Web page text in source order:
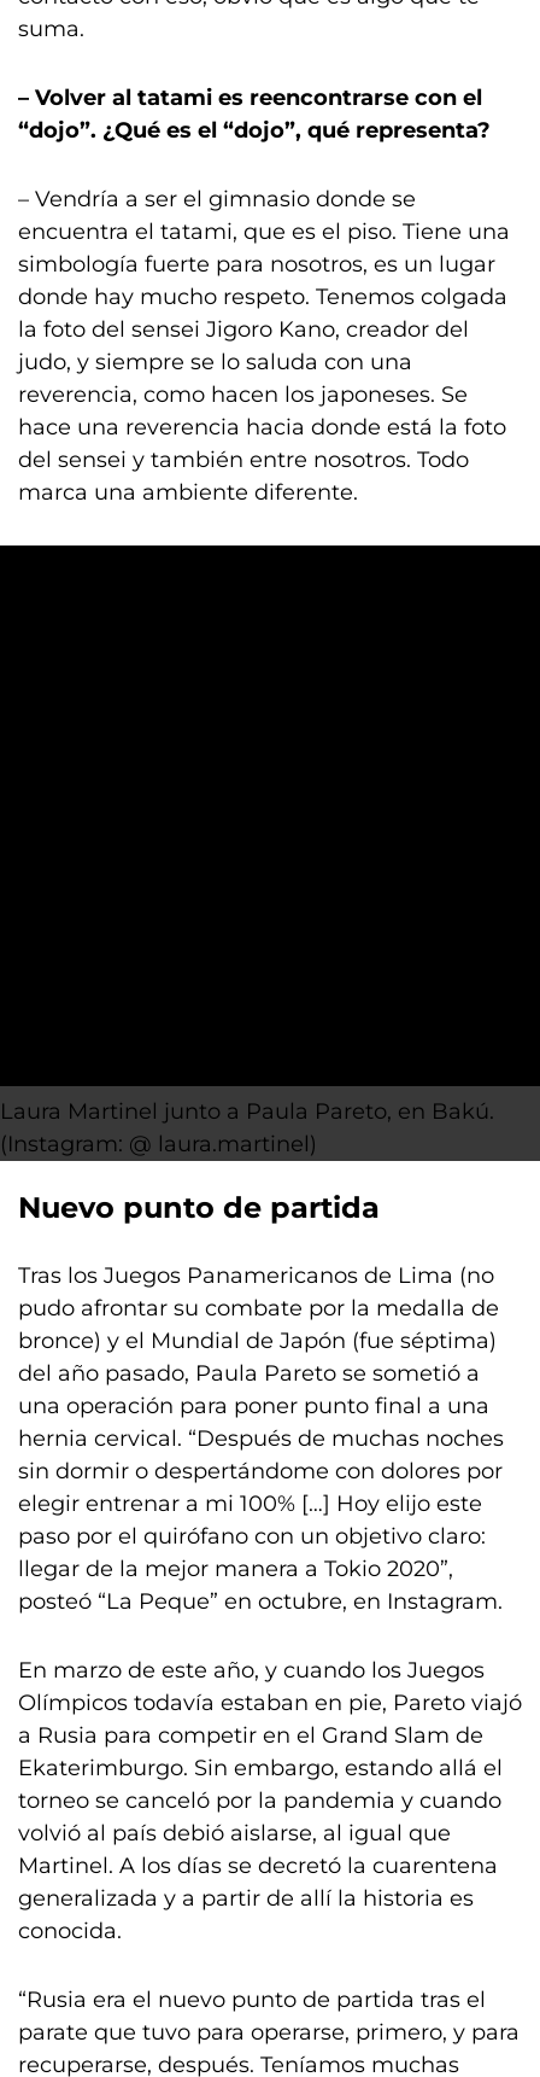
suma.
– Volver al tatami es reencontrarse con el
“dojo”. ¿Qué es el “dojo”, qué representa?
– Vendría a ser el gimnasio donde se
encuentra el tatami, que es el piso. Tiene una
simbología fuerte para nosotros, es un lugar
donde hay mucho respeto. Tenemos colgada
la foto del sensei Jigoro Kano, creador del
judo, y siempre se lo saluda con una
reverencia, como hacen los japoneses. Se
hace una reverencia hacia donde está la foto
del sensei y también entre nosotros. Todo
marca una ambiente diferente.
Laura Martinel junto a Paula Pareto, en Bakú.
(Instagram: @ laura.martinel)
Nuevo punto de partida
Tras los Juegos Panamericanos de Lima (no
pudo afrontar su combate por la medalla de
bronce) y el Mundial de Japón (fue séptima)
del año pasado, Paula Pareto se sometió a
una operación para poner punto final a una
hernia cervical. “Después de muchas noches
sin dormir o despertándome con dolores por
elegir entrenar a mi 100% […] Hoy elijo este
paso por el quirófano con un objetivo claro:
llegar de la mejor manera a Tokio 2020”,
posteó “La Peque” en octubre, en Instagram.
En marzo de este año, y cuando los Juegos
Olímpicos todavía estaban en pie, Pareto viajó
a Rusia para competir en el Grand Slam de
Ekaterimburgo. Sin embargo, estando allá el
torneo se canceló por la pandemia y cuando
volvió al país debió aislarse, al igual que
Martinel. A los días se decretó la cuarentena
generalizada y a partir de allí la historia es
conocida.
“Rusia era el nuevo punto de partida tras el
parate que tuvo para operarse, primero, y para
recuperarse, después. Teníamos muchas